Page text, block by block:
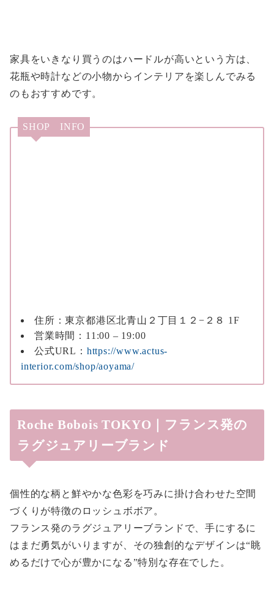
家具をいきなり買うのはハードルが高いという方は、
花瓶や時計などの小物からインテリアを楽しんでみる
のもおすすめです。
SHOP INFO
住所：東京都港区北青山２丁目１２−２８ 1F
営業時間：11:00 – 19:00
公式URL： https://www.actus-
interior.com/shop/aoyama/
Roche Bobois TOKYO｜フランス発の
ラグジュアリーブランド
個性的な柄と鮮やかな色彩を巧みに掛け合わせた空間
づくりが特徴のロッシュボボア。
フランス発のラグジュアリーブランドで、手にするに
はまだ勇気がいりますが、その独創的なデザインは“眺
めるだけで心が豊かになる”特別な存在でした。